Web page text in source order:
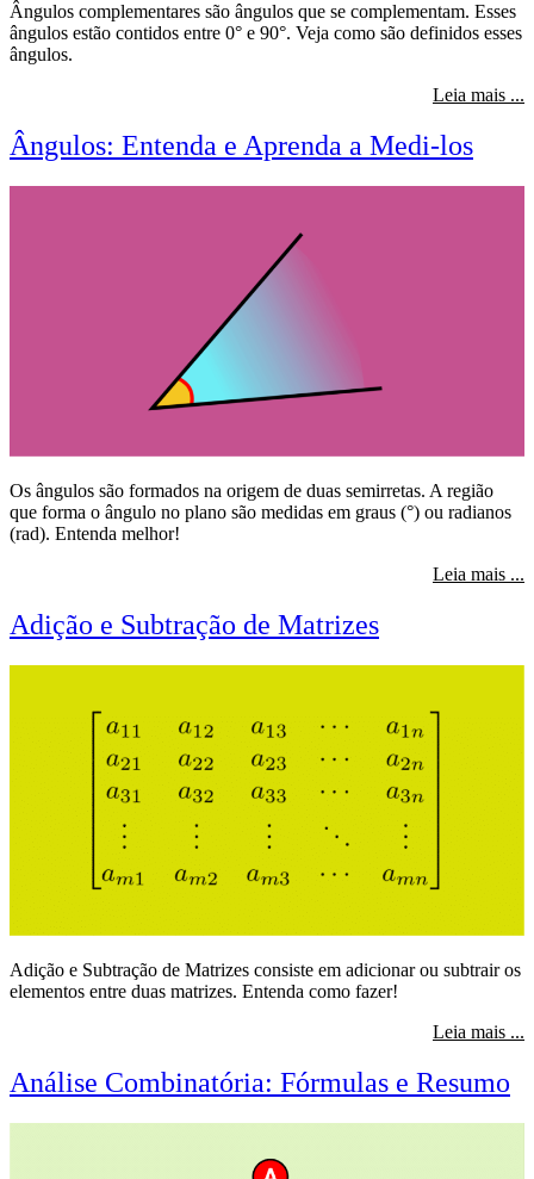
Ângulos complementares são ângulos que se complementam. Esses
ângulos estão contidos entre 0° e 90°. Veja como são definidos esses
ângulos.
Leia mais ...
Ângulos: Entenda e Aprenda a Medi-los
Os ângulos são formados na origem de duas semirretas. A região
que forma o ângulo no plano são medidas em graus (°) ou radianos
(rad). Entenda melhor!
Leia mais ...
Adição e Subtração de Matrizes
Adição e Subtração de Matrizes consiste em adicionar ou subtrair os
elementos entre duas matrizes. Entenda como fazer!
Leia mais ...
Análise Combinatória: Fórmulas e Resumo